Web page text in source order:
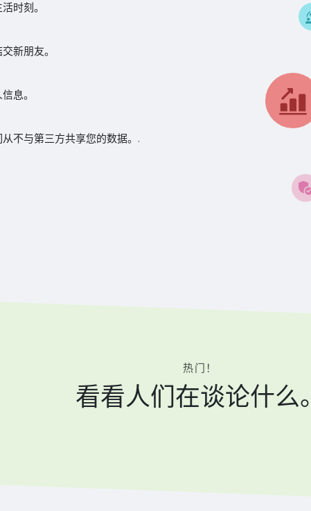
时刻。
新朋友。
息。
不与第三方共享您的数据。.
热门！
看看人们在谈论什么。